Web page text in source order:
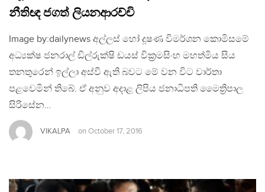
නීතිඥ ජගත් ලියනආරච්චි
Image by:dailynews අල්ලස් හෝ දූෂණ විමර්ශන කොමිසමේ
අධ්‍යක්ෂ ජනරාල් ඩිල්රුක්ෂි ඩයස් වික්‍රමසිංහ මහත්මිය සිය
තනතුරෙන් ඉල්ලා අස්වී ඇති බවට මේ වන විට වාර්තා
පළවෙමින් තිබේ. ඒ අනුව අදාළ ලිපිය ජනාධිපති මෛත්‍රිපාල
සිරිසේන…
VIKALPA on October 17, 2016